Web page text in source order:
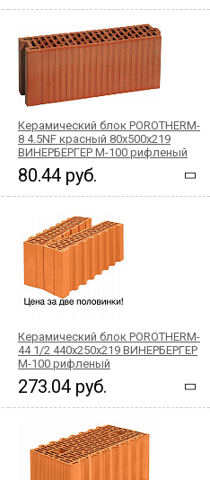
Керамический блок POROTHERM-
8 4.5NF красный 80x500x219
ВИНЕРБЕРГЕР М-100 рифленый
80.44 руб.
Керамический блок POROTHERM-
44 1/2 440x250x219 ВИНЕРБЕРГЕР
М-100 рифленый
273.04 руб.